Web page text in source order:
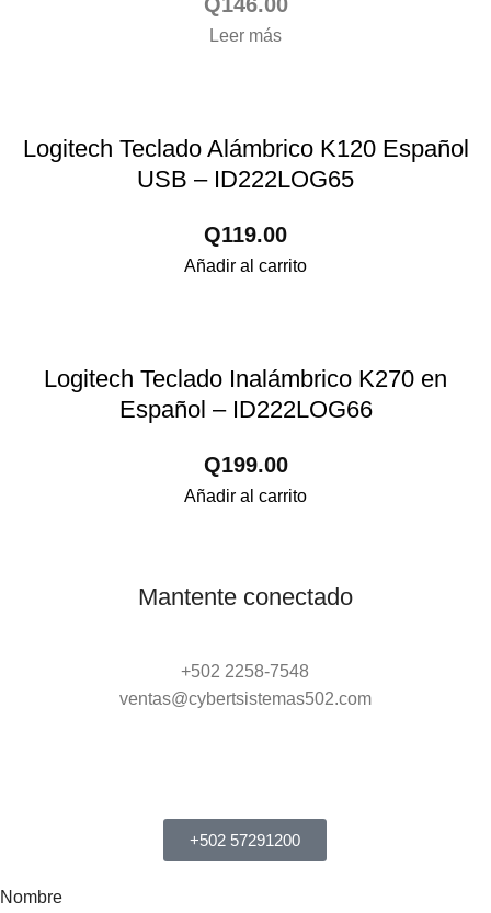
Leer más
Logitech Teclado Alámbrico K120 Español
USB – ID222LOG65
Q119.00
Añadir al carrito
Logitech Teclado Inalámbrico K270 en
Español – ID222LOG66
Q199.00
Añadir al carrito
Mantente conectado
+502 2258-7548
ventas@cybertsistemas502.com
+502 57291200
Nombre